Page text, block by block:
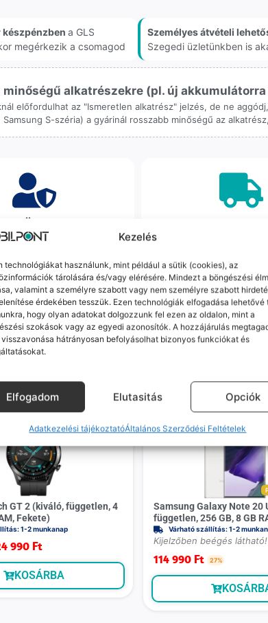
Kezelés
technológiákat használunk, mint például a sütik (cookies), az
tárolására és/vagy elérésére. Mindezt a böngészési
valamint a személyre szabott vagy nem személyre szabott
érdekében tesszük. Ezen technológiák elfogadása lehetővé
hogy olyan adatokat dolgozzunk fel ezen az oldalon, mint a
szokások vagy az egyedi azonosítók. A hozzájárulás
hátrányosan befolyásolhat bizonyos funkciókat és
Elfogadom Elutasitás Opciók
Adatkezelési tájékoztatóÁltalános Szerződési Feltételek
készpénzben a GLS
megérkezik a csomagod
Személyes átvételi
Szegedi üzletünkben is
alkatrészekre (pl. új
előfordulhat az "Ismeretlen alkatrész" jelzés, de ne
S-széria) a gyárinál rosszabb minőségű az
nálunk alap. Ha ritkán
hiba, nem kifogásokat
megoldást. Szakértő
azonnal kézbe veszik az
ügyedet.
Ingyenes Futár
Ha messze laksz, mi
készülékért.
esetén küldjük a futárt,
telefont, és javítva
küldjük vissza –
költséggel
Mások ezeket is megnézték
- 5 000 Ft
GT 2 (kiváló, független, 4
Fekete)
1-2 munkanap
990 Ft
KOSÁRBA
Samsung Galaxy Note 20
független, 256 GB, 8 GB
Várható szállítás: 1-2
Kijelzőben beégés látható!
114 990 Ft 27%